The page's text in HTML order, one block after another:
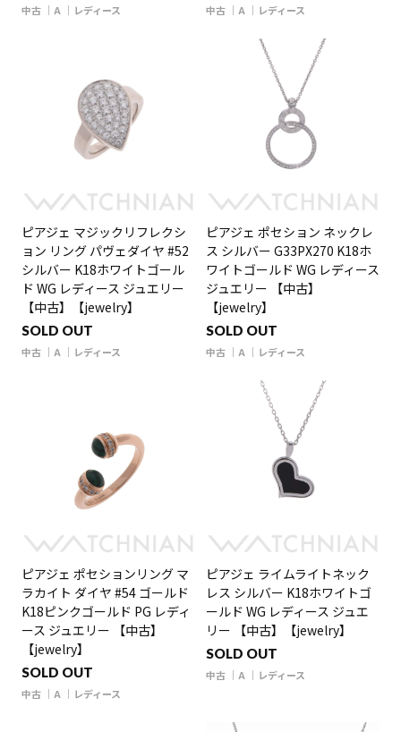
中古 A レディース 中古 A レディース
ピアジェ マジックリフレクシ
ョン リング パヴェダイヤ #52
シルバー K18ホワイトゴール
ド WG レディース ジュエリー
【中古】【jewelry】
SOLD OUT
中古 A レディース
ピアジェ ポセション ネックレ
ス シルバー G33PX270 K18ホ
ワイトゴールド WG レディース
ジュエリー 【中古】
【jewelry】
SOLD OUT
中古 A レディース
ピアジェ ポセションリング マ
ラカイト ダイヤ #54 ゴールド
K18ピンクゴールド PG レディ
ース ジュエリー 【中古】
【jewelry】
SOLD OUT
中古 A レディース
ピアジェ ライムライトネック
レス シルバー K18ホワイトゴ
ールド WG レディース ジュエ
リー 【中古】【jewelry】
SOLD OUT
中古 A レディース